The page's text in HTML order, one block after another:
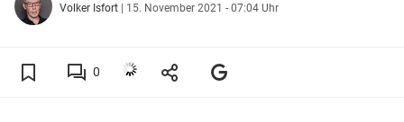
Volker Isfort | 15. November 2021 - 07:04 Uhr
0